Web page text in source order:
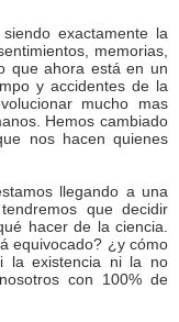
exactamente la
memorias,
que ahora está en un
y accidentes de la
mucho mas
Hemos cambiado
nos hacen quienes
llegando a una
que decidir
hacer de la ciencia.
equivocado? ¿y cómo
la existencia ni la no
con 100% de